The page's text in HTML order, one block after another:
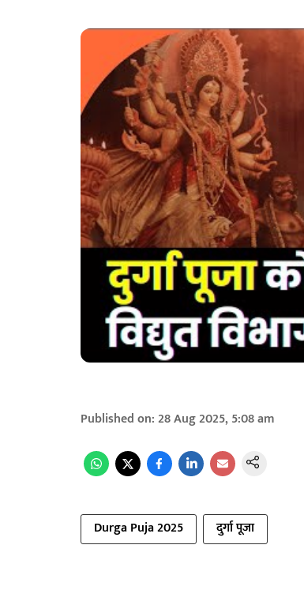
Published on:28 Aug 2025, 5:08 am
Durga Puja 2025 दुर्गा पूजा